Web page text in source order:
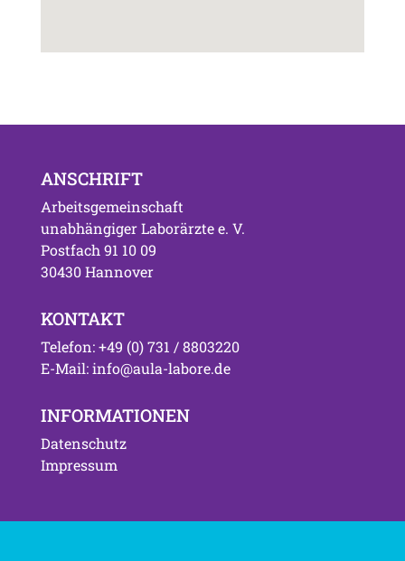
ANSCHRIFT
Arbeitsgemeinschaft
unabhängiger Laborärzte e. V.
Postfach 91 10 09
30430 Hannover
KONTAKT
Telefon: +49 (0) 731 / 8803220
E-Mail: info@aula-labore.de
INFORMATIONEN
Datenschutz
Impressum